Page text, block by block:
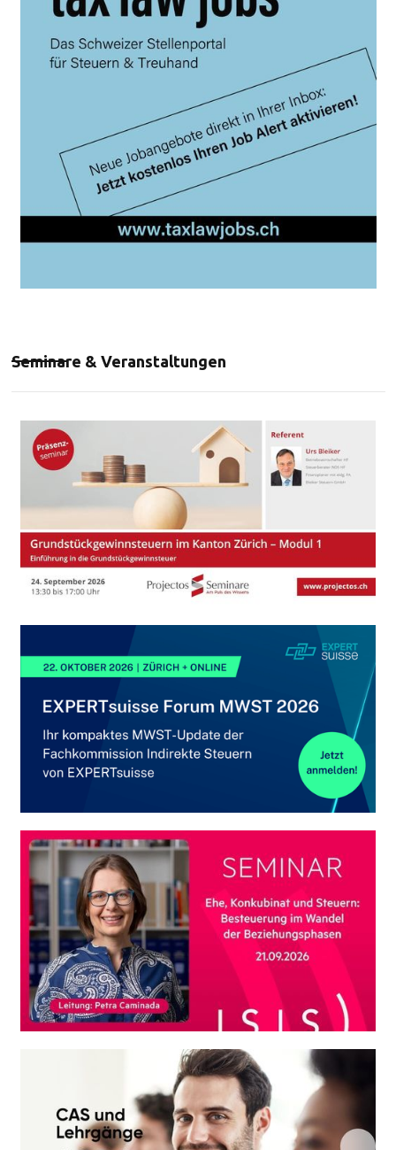
Seminare & Veranstaltungen